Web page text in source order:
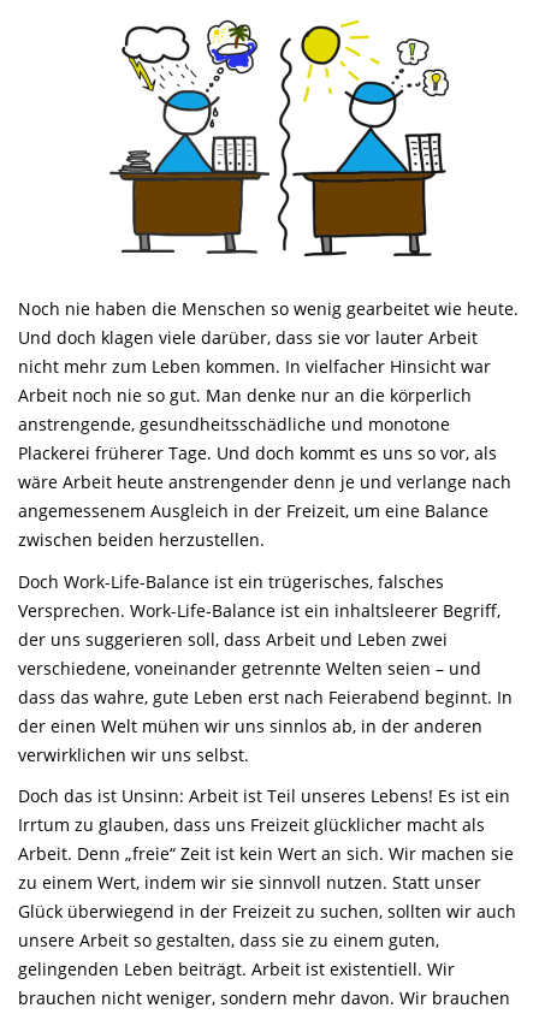
Noch nie haben die Menschen so wenig gearbeitet wie heute.
Und doch klagen viele darüber, dass sie vor lauter Arbeit
nicht mehr zum Leben kommen. In vielfacher Hinsicht war
Arbeit noch nie so gut. Man denke nur an die körperlich
anstrengende, gesundheitsschädliche und monotone
Plackerei früherer Tage. Und doch kommt es uns so vor, als
wäre Arbeit heute anstrengender denn je und verlange nach
angemessenem Ausgleich in der Freizeit, um eine Balance
zwischen beiden herzustellen.
Doch Work-Life-Balance ist ein trügerisches, falsches
Versprechen. Work-Life-Balance ist ein inhaltsleerer Begriff,
der uns suggerieren soll, dass Arbeit und Leben zwei
verschiedene, voneinander getrennte Welten seien – und
dass das wahre, gute Leben erst nach Feierabend beginnt. In
der einen Welt mühen wir uns sinnlos ab, in der anderen
verwirklichen wir uns selbst.
Doch das ist Unsinn: Arbeit ist Teil unseres Lebens! Es ist ein
Irrtum zu glauben, dass uns Freizeit glücklicher macht als
Arbeit. Denn „freie“ Zeit ist kein Wert an sich. Wir machen sie
zu einem Wert, indem wir sie sinnvoll nutzen. Statt unser
Glück überwiegend in der Freizeit zu suchen, sollten wir auch
unsere Arbeit so gestalten, dass sie zu einem guten,
gelingenden Leben beiträgt. Arbeit ist existentiell. Wir
brauchen nicht weniger, sondern mehr davon. Wir brauchen